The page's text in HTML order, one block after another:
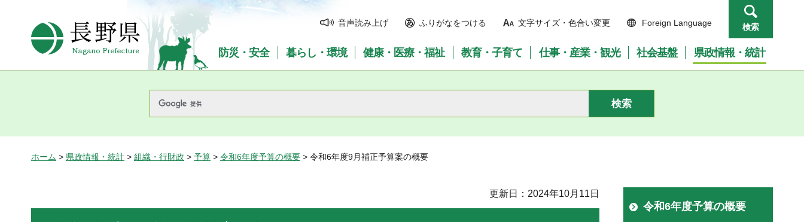
長野県Nagano Prefecture
音声読み上げ ふりがなをつける 文字サイズ・色合い変更 Foreign Language 検索
防災・安全 暮らし・環境 健康・医療・福祉 教育・子育て 仕事・産業・観光 社会基盤 県政情報・統計
ホーム > 県政情報・統計 > 組織・行財政 > 予算 > 令和6年度予算の概要 > 令和6年度9月補正予算案の概要
更新日：2024年10月11日
令和6年度予算の概要